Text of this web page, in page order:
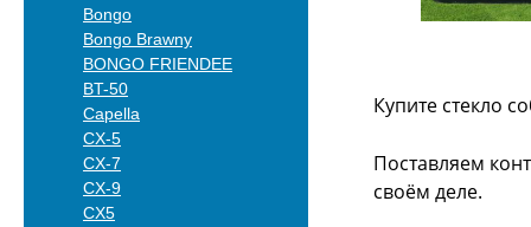
Bongo
Bongo Brawny
BONGO FRIENDEE
BT-50
Capella
CX-5
CX-7
CX-9
CX5
Купите стекло
Поставляем
своём деле.